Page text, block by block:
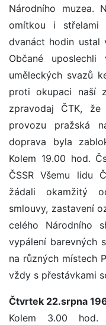
Národního muzea.
omítkou i
dvanáct hodin ustal
Občané
uměleckých svazů
proti okupaci naší
zpravodaj ČTK,
provozu pražská
doprava byla
Kolem 19.00 hod.
ČSSR Všemu lidu
žádali okamžitý
smlouvy, zastavení
celého Národního
vypálení barevných
na různých místech
vždy s přestávkami
Čtvrtek 22.srpna
Kolem 3.00 hod.